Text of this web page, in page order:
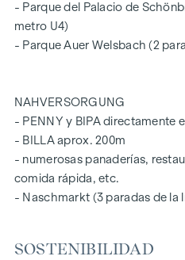
- Parque del Palacio de
metro U4)
- Parque Auer Welsbach (2
NAHVERSORGUNG
- PENNY y BIPA directamente
- BILLA aprox. 200m
- numerosas panaderías,
comida rápida, etc.
- Naschmarkt (3 paradas de la
SOSTENIBILIDAD